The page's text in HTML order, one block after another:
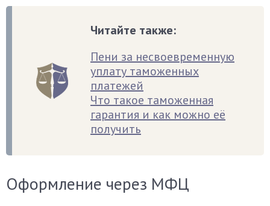
Читайте также:
Пени за несвоевременную
уплату таможенных
платежей
Что такое таможенная
гарантия и как можно её
получить
Оформление через МФЦ